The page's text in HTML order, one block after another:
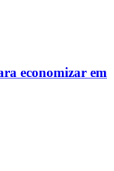
economizar em